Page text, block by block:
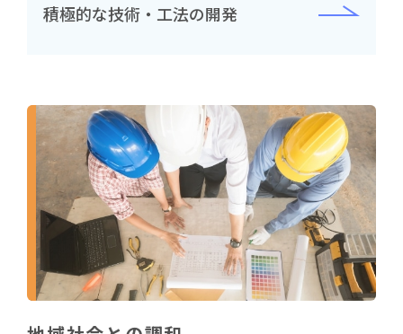
積極的な技術・工法の開発